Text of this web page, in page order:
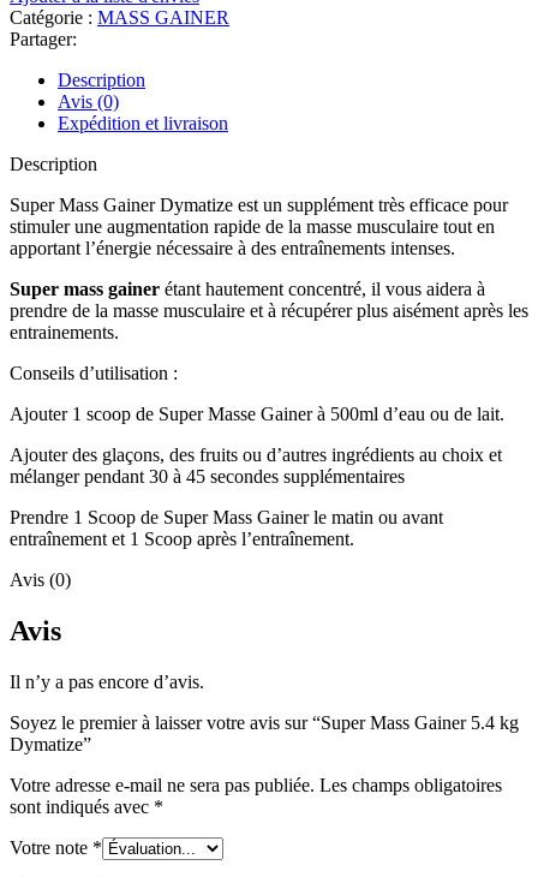
Catégorie : MASS GAINER
Partager:
Description
Avis (0)
Expédition et livraison
Description
Super Mass Gainer Dymatize est un supplément très efficace pour
stimuler une augmentation rapide de la masse musculaire tout en
apportant l’énergie nécessaire à des entraînements intenses.
Super mass gainer étant hautement concentré, il vous aidera à
prendre de la masse musculaire et à récupérer plus aisément après les
entrainements.
Conseils d’utilisation :
Ajouter 1 scoop de Super Masse Gainer à 500ml d’eau ou de lait.
Ajouter des glaçons, des fruits ou d’autres ingrédients au choix et
mélanger pendant 30 à 45 secondes supplémentaires
Prendre 1 Scoop de Super Mass Gainer le matin ou avant
entraînement et 1 Scoop après l’entraînement.
Avis (0)
Avis
Il n’y a pas encore d’avis.
Soyez le premier à laisser votre avis sur “Super Mass Gainer 5.4 kg
Dymatize”
Votre adresse e-mail ne sera pas publiée. Les champs obligatoires
sont indiqués avec *
Votre note *